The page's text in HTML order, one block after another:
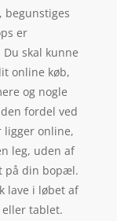
begunstiges
er
skal kunne
online køb,
og nogle
fordel ved
ligger online,
leg, uden af
på din bopæl.
lave i løbet af
tablet.